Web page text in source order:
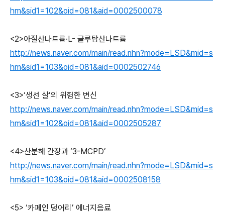
hm&sid1=102&oid=081&aid=0002500078
<2>아질산나트륨·L- 글루탐산나트륨
http://news.naver.com/main/read.nhn?mode=LSD&mid=s
hm&sid1=103&oid=081&aid=0002502746
<3>‘생선 살’의 위험한 변신
http://news.naver.com/main/read.nhn?mode=LSD&mid=s
hm&sid1=102&oid=081&aid=0002505287
<4>산분해 간장과 ‘3-MCPD’
http://news.naver.com/main/read.nhn?mode=LSD&mid=s
hm&sid1=103&oid=081&aid=0002508158
<5> ‘카페인 덩어리’ 에너지음료